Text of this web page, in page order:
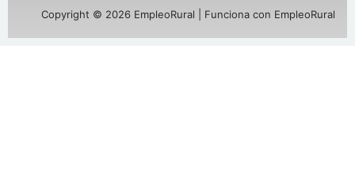
Copyright © 2026 EmpleoRural | Funciona con EmpleoRural